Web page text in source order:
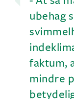
ubehag
faktum,
mindre